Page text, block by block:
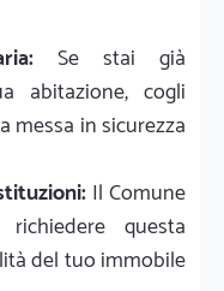
Se stai già
abitazione, cogli
messa in sicurezza
Il Comune
questa
del tuo immobile